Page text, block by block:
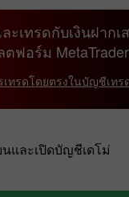
ะเทรดกับเงินฝาก
ฟอร์ม MetaTrader
เทรดโดยตรงในบัญชีเท
นและเปิดบัญชีเดโม่